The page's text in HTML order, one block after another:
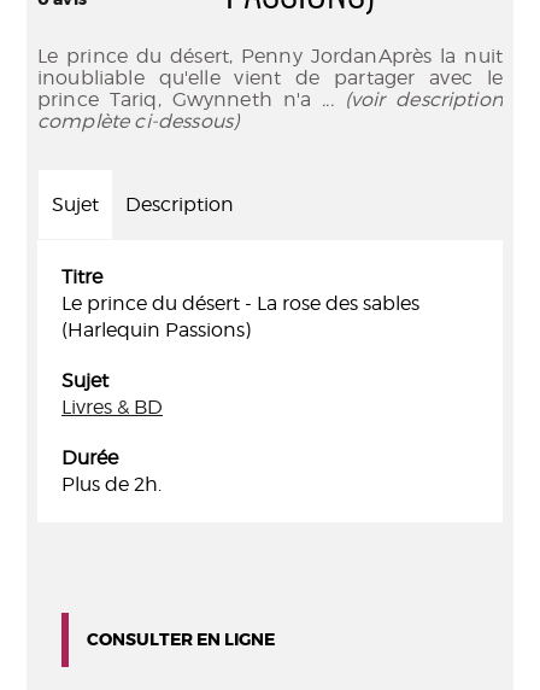
Le prince du désert, Penny JordanAprès la nuit
inoubliable qu'elle vient de partager avec le
prince Tariq, Gwynneth n'a ... (voir description
complète ci-dessous)
Sujet Description
Titre
Le prince du désert - La rose des sables
(Harlequin Passions)
Sujet
Livres & BD
Durée
Plus de 2h.
CONSULTER EN LIGNE